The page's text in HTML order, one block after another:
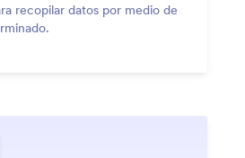
recopilar datos por medio de